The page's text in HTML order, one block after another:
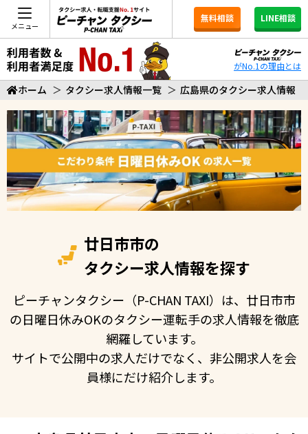
メニュー
無料相談 LINE相談
がNo.1の理由とは
ホーム ＞ タクシー求人情報一覧 ＞ 広島県のタクシー求人情報
廿日市市の
タクシー求人情報を探す
ピーチャンタクシー（P-CHAN TAXI）は、廿日市市
の日曜日休みOKのタクシー運転手の求人情報を徹底
網羅しています。
サイトで公開中の求人だけでなく、非公開求人を会
員様にだけ紹介します。